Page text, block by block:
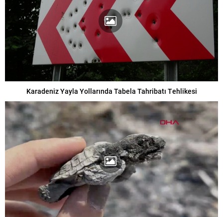
Karadeniz Yayla Yollarında Tabela Tahribatı Tehlikesi